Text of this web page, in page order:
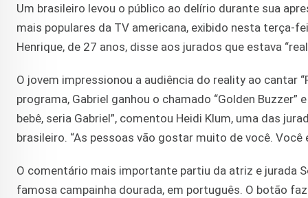
Um brasileiro levou o público ao delírio durante sua
mais populares da TV americana, exibido nesta terça-
Henrique, de 27 anos, disse aos jurados que estava
O jovem impressionou a audiência do reality ao cantar
programa, Gabriel ganhou o chamado “Golden
bebê, seria Gabriel”, comentou Heidi Klum, uma das
brasileiro. “As pessoas vão gostar muito de você.
O comentário mais importante partiu da atriz e jurada
famosa campainha dourada, em português. O botão